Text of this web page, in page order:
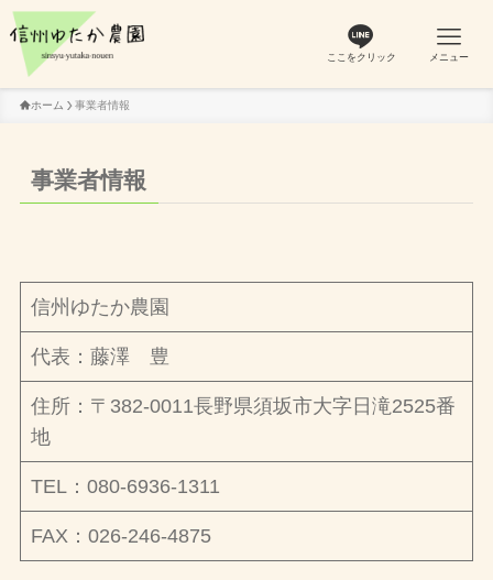
ここをクリック メニュー
ホーム 事業者情報
事業者情報
信州ゆたか農園
代表：藤澤 豊
住所：〒382-0011長野県須坂市大字日滝2525番
地
TEL：080-6936-1311
FAX：026-246-4875